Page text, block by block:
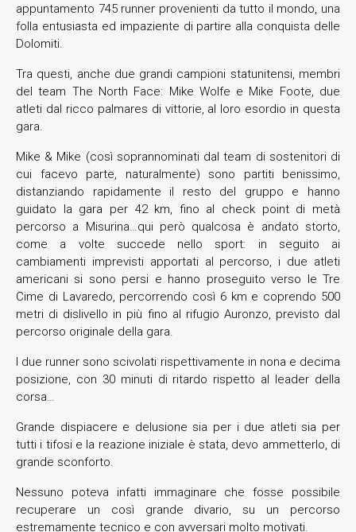
appuntamento 745 runner provenienti da tutto il mondo, una
folla entusiasta ed impaziente di partire alla conquista delle
Dolomiti.
Tra questi, anche due grandi campioni statunitensi, membri
del team The North Face: Mike Wolfe e Mike Foote, due
atleti dal ricco palmares di vittorie, al loro esordio in questa
gara.
Mike & Mike (così soprannominati dal team di sostenitori di
cui facevo parte, naturalmente) sono partiti benissimo,
distanziando rapidamente il resto del gruppo e hanno
guidato la gara per 42 km, fino al check point di metà
percorso a Misurina…qui però qualcosa è andato storto,
come a volte succede nello sport: in seguito ai
cambiamenti imprevisti apportati al percorso, i due atleti
americani si sono persi e hanno proseguito verso le Tre
Cime di Lavaredo, percorrendo così 6 km e coprendo 500
metri di dislivello in più fino al rifugio Auronzo, previsto dal
percorso originale della gara.
I due runner sono scivolati rispettivamente in nona e decima
posizione, con 30 minuti di ritardo rispetto al leader della
corsa…
Grande dispiacere e delusione sia per i due atleti sia per
tutti i tifosi e la reazione iniziale è stata, devo ammetterlo, di
grande sconforto.
Nessuno poteva infatti immaginare che fosse possibile
recuperare un così grande divario, su un percorso
estremamente tecnico e con avversari molto motivati.